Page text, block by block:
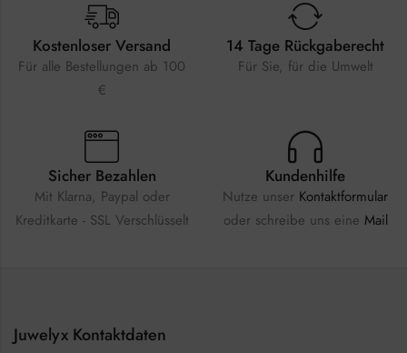
Kostenloser Versand
Für alle Bestellungen ab 100
€
14 Tage Rückgaberecht
Für Sie, für die Umwelt
Sicher Bezahlen
Mit Klarna, Paypal oder
Kreditkarte - SSL Verschlüsselt
Kundenhilfe
Nutze unser Kontaktformular
oder schreibe uns eine Mail
Juwelyx Kontaktdaten